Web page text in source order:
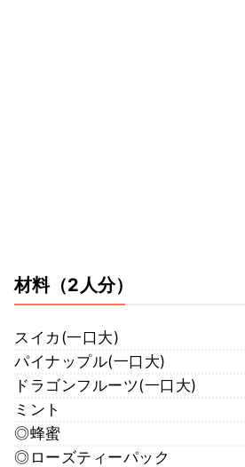
材料（2人分）
スイカ(一口大)
パイナップル(一口大)
ドラゴンフルーツ(一口大)
ミント
◎蜂蜜
◎ローズティーパック